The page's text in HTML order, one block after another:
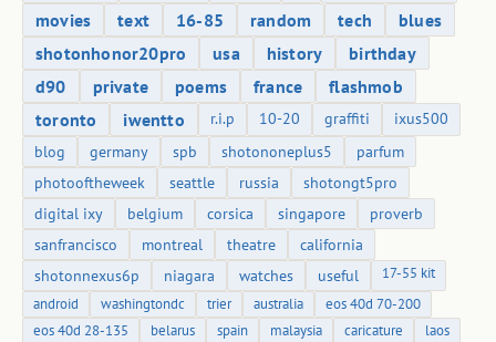
movies
text 16-85 random tech
blues
shotonhonor20pro
usa history
birthday
d90
private poems france
flashmob
toronto
iwentto r.i.p 10-20 graffiti
ixus500
blog
germany spb shotononeplus5
parfum
photooftheweek
seattle russia
shotongt5pro
digital ixy
belgium corsica singapore
proverb
sanfrancisco
montreal theatre
california
shotonnexus6p
niagara watches useful
17-55 kit
android
washingtondc trier australia
eos 40d 70-200
eos 40d 28-135
belarus spain malaysia caricature
laos